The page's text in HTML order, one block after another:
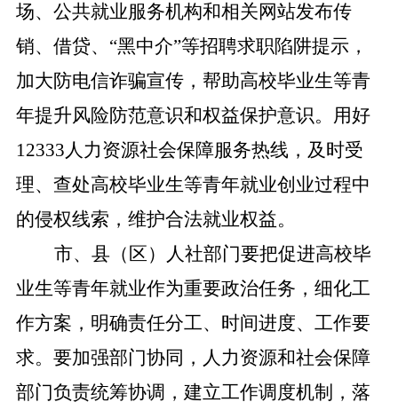
场、公共就业服务机构和相关网站发布传
销、借贷、“黑中介”等招聘求职陷阱提示，
加大防电信诈骗宣传，帮助高校毕业生等青
年提升风险防范意识和权益保护意识。用好
12333人力资源社会保障服务热线，及时受
理、查处高校毕业生等青年就业创业过程中
的侵权线索，维护合法就业权益。
市、县（区）人社部门要把促进高校毕
业生等青年就业作为重要政治任务，细化工
作方案，明确责任分工、时间进度、工作要
求。要加强部门协同，人力资源和社会保障
部门负责统筹协调，建立工作调度机制，落